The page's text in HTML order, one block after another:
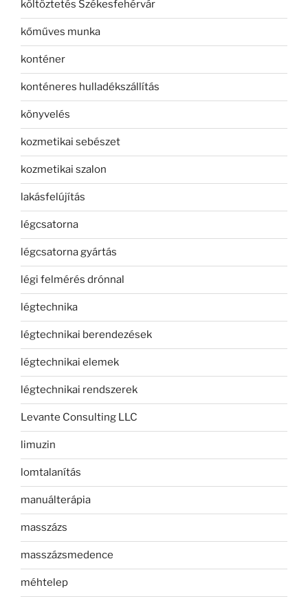
költöztetés Székesfehérvár
kőműves munka
konténer
konténeres hulladékszállítás
könyvelés
kozmetikai sebészet
kozmetikai szalon
lakásfelújítás
légcsatorna
légcsatorna gyártás
légi felmérés drónnal
légtechnika
légtechnikai berendezések
légtechnikai elemek
légtechnikai rendszerek
Levante Consulting LLC
limuzin
lomtalanítás
manuálterápia
masszázs
masszázsmedence
méhtelep